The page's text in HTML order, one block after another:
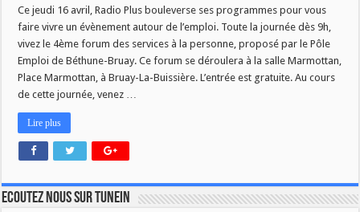
Ce jeudi 16 avril, Radio Plus bouleverse ses programmes pour vous
faire vivre un évènement autour de l’emploi. Toute la journée dès 9h,
vivez le 4ème forum des services à la personne, proposé par le Pôle
Emploi de Béthune-Bruay. Ce forum se déroulera à la salle Marmottan,
Place Marmottan, à Bruay-La-Buissière. L’entrée est gratuite. Au cours
de cette journée, venez …
Lire plus
Ecoutez nous sur TuneIn